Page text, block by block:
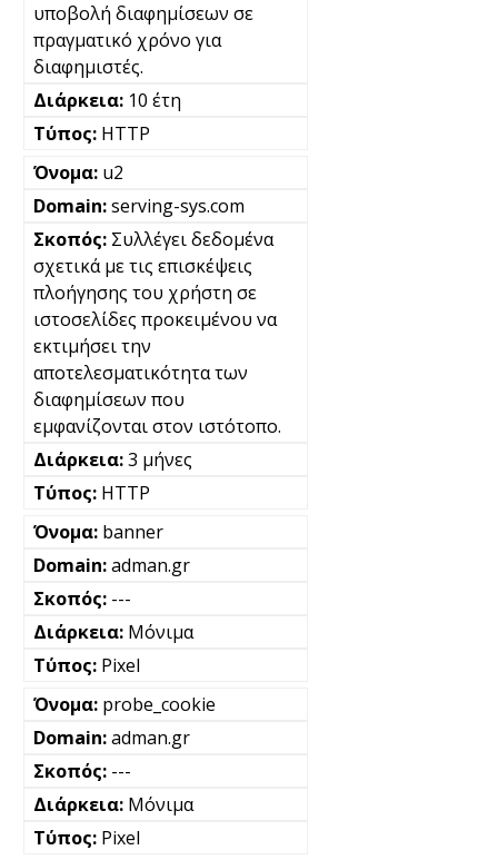
υποβολή διαφημίσεων σε
πραγματικό χρόνο για
διαφημιστές.
10 έτη
HTTP
u2
serving-sys.com
Συλλέγει δεδομένα
σχετικά με τις επισκέψεις
πλοήγησης του χρήστη σε
ιστοσελίδες προκειμένου να
εκτιμήσει την
αποτελεσματικότητα των
διαφημίσεων που
εμφανίζονται στον ιστότοπο.
3 μήνες
HTTP
banner
adman.gr
---
Μόνιμα
Pixel
probe_cookie
adman.gr
---
Μόνιμα
Pixel